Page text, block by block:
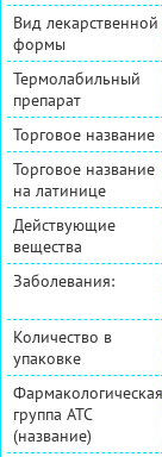
Вид лекарственной
формы
Термолабильный
препарат
Торговое название
Торговое название
на латинице
Действующие
вещества
Заболевания:
Количество в
упаковке
Фармакологическая
группа АТС
(название)